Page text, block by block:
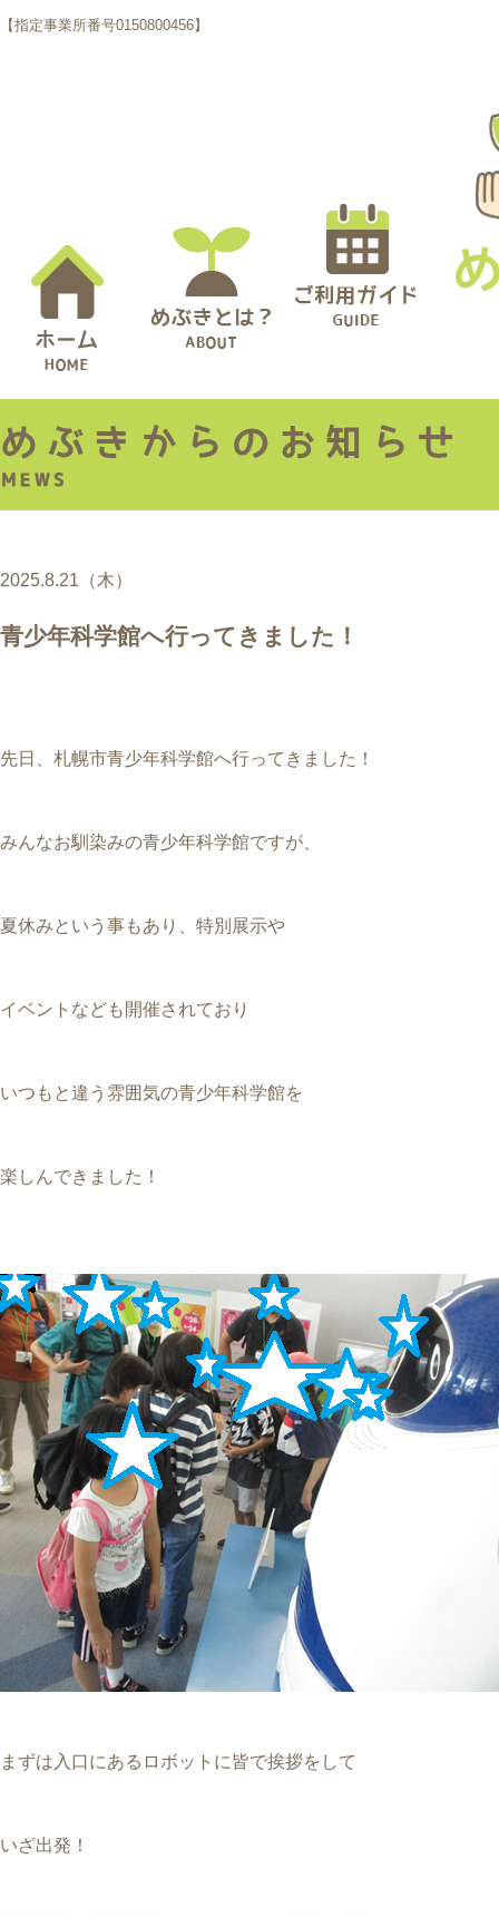
【指定事業所番号0150800456】
2025.8.21（木）
青少年科学館へ行ってきました！
先日、札幌市青少年科学館へ行ってきました！
みんなお馴染みの青少年科学館ですが、
夏休みという事もあり、特別展示や
イベントなども開催されており
いつもと違う雰囲気の青少年科学館を
楽しんできました！
まずは入口にあるロボットに皆で挨拶をして
いざ出発！